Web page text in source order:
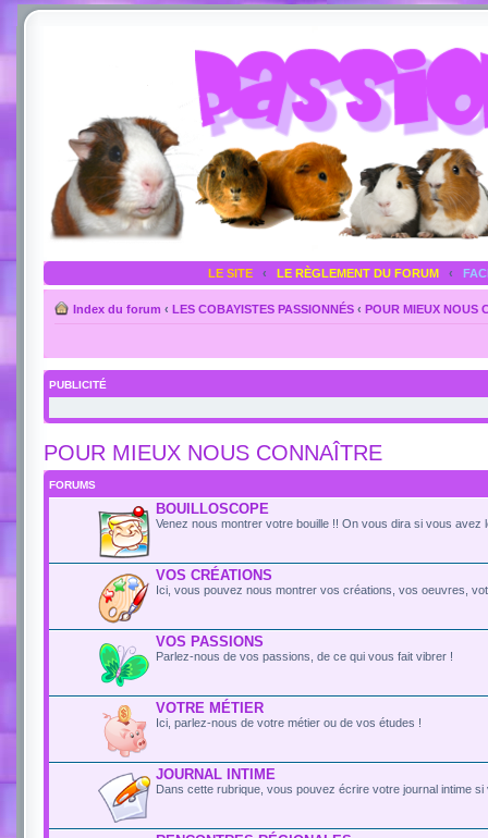
LE SITE ‹ LE RÈGLEMENT DU FORUM ‹
Index du forum ‹ LES COBAYISTES PASSIONNÉS ‹ POUR MIEUX NOUS
PUBLICITÉ
POUR MIEUX NOUS CONNAÎTRE
FORUMS
BOUILLOSCOPE
Venez nous montrer votre bouille !! On vous dira si vous avez
VOS CRÉATIONS
Ici, vous pouvez nous montrer vos créations, vos oeuvres,
VOS PASSIONS
Parlez-nous de vos passions, de ce qui vous fait vibrer !
VOTRE MÉTIER
Ici, parlez-nous de votre métier ou de vos études !
JOURNAL INTIME
Dans cette rubrique, vous pouvez écrire votre journal intime si